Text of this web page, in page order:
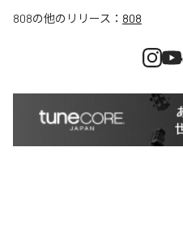
808の他のリリース： 808